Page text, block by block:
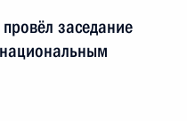
заседание